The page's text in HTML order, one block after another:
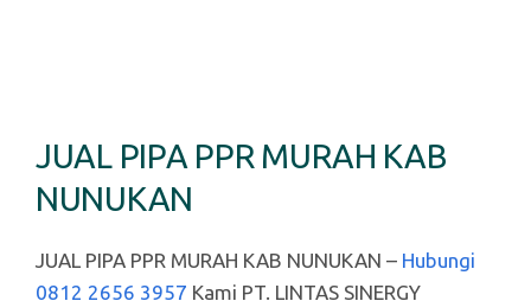
JUAL PIPA PPR MURAH KAB
NUNUKAN
JUAL PIPA PPR MURAH KAB NUNUKAN – Hubungi
0812 2656 3957 Kami PT. LINTAS SINERGY